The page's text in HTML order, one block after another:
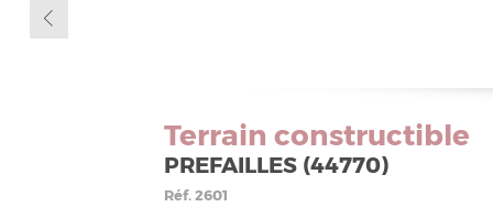
Terrain constructible
PREFAILLES (44770)
Réf.2601